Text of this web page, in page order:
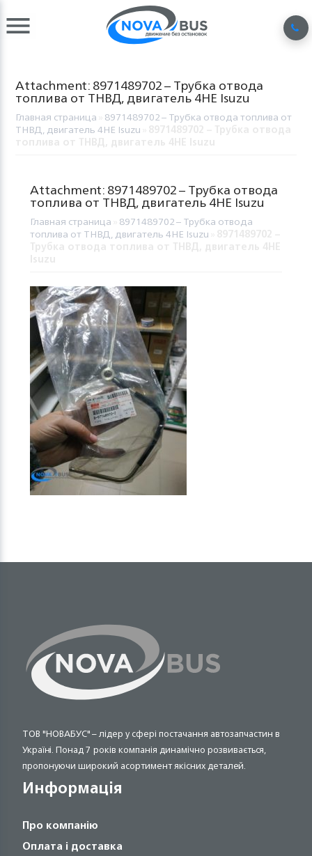
Attachment: 8971489702 – Трубка отвода
топлива от ТНВД, двигатель 4HЕ Isuzu
Главная страница 8971489702 – Трубка отвода топлива от
ТНВД, двигатель 4HЕ Isuzu
Attachment: 8971489702 – Трубка отвода
топлива от ТНВД, двигатель 4HЕ Isuzu
Главная страница 8971489702 – Трубка отвода
топлива от ТНВД, двигатель 4HЕ Isuzu
ТОВ "НОВАБУС" – лідер у сфері постачання автозапчастин в
Україні. Понад 7 років компанія динамічно розвивається,
пропонуючи широкий асортимент якісних деталей.
Информація
Про компанію
Оплата і доставка